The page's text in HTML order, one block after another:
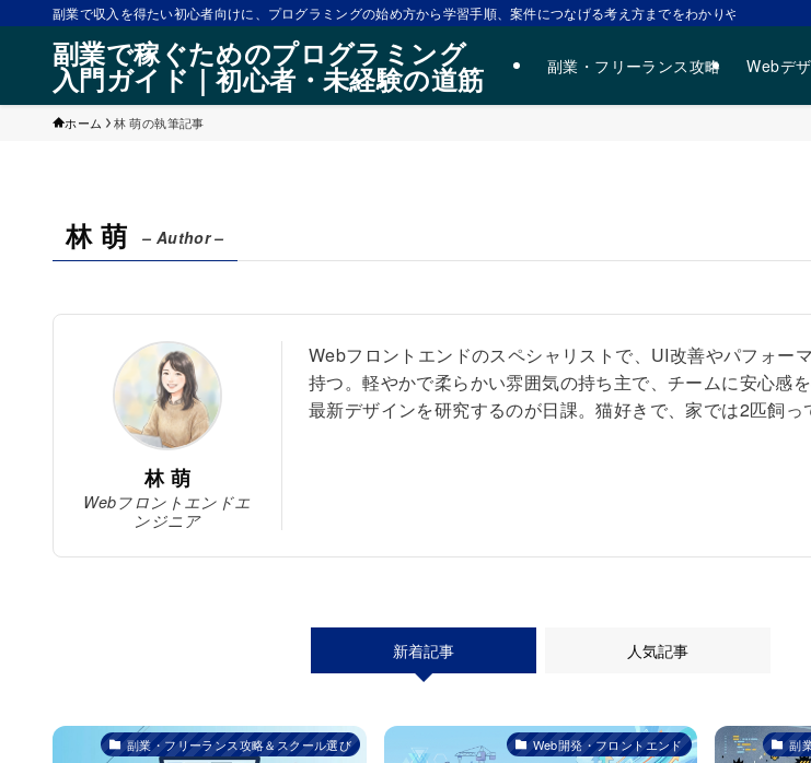
副業で収入を得たい初心者向けに、プログラミングの始め方から学習手順、案件につなげる考え方までをわかりやすく解説
副業で稼ぐためのプログラミング
入門ガイド｜初心者・未経験の道筋 副業・フリーランス攻略 Webデ
ホーム 林 萌の執筆記事
林 萌 – Author –
林 萌
Webフロントエンドエ
ンジニア
Webフロントエンドのスペシャリストで、UI改善やパフォー
持つ。軽やかで柔らかい雰囲気の持ち主で、チームに安心感
最新デザインを研究するのが日課。猫好きで、家では2匹飼っ
新着記事 人気記事
副業・フリーランス攻略＆スクール選び Web開発・フロントエンド 副